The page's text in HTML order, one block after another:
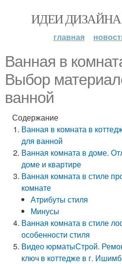
ИДЕИ ДИЗАЙНА
главная
Ванная в
Выбор
ванной
Содержание
Ванная в комната в
для ванной
Ванная комната в доме.
доме и квартире
Ванная комната в стиле
комнате
Атрибуты стиля
Минусы
Ванная комната в стиле
особенности стиля
Видео юрматыСтрой.
ключ в коттедже в г.